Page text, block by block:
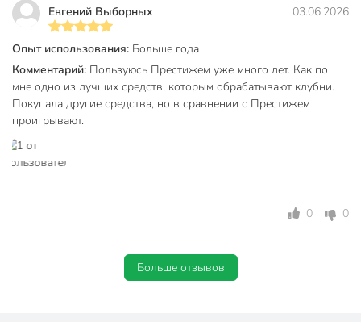
Евгений Выборных 03.06.2026
Опыт использования: Больше года
Комментарий: Пользуюсь Престижем уже много лет. Как по
мне одно из лучших средств, которым обрабатывают клубни.
Покупала другие средства, но в сравнении с Престижем
проигрывают.
0 0
Больше отзывов